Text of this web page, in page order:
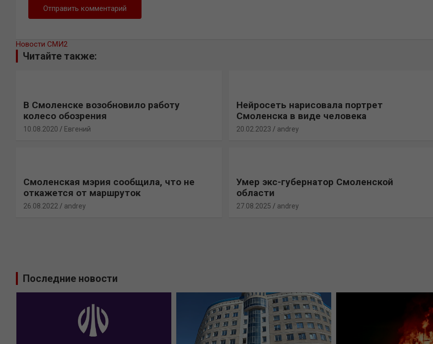
Новости СМИ2
Читайте также:
В Смоленске возобновило работу
колесо обозрения
10.08.2020 Евгений
Нейросеть нарисовала портрет
Смоленска в виде человека
20.02.2023 andrey
Смоленская мэрия сообщила, что не
откажется от маршруток
26.08.2022 andrey
Умер экс-губернатор Смоленской
области
27.08.2025 andrey
Последние новости